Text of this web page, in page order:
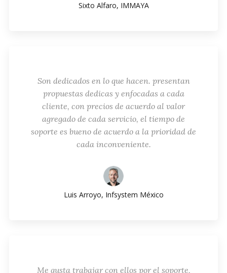
Sixto Alfaro, IMMAYA
Son dedicados en lo que hacen. presentan
propuestas dedicas y enfocadas a cada
cliente, con precios de acuerdo al valor
agregado de cada servicio, el tiempo de
soporte es bueno de acuerdo a la prioridad de
cada inconveniente.
Luis Arroyo, Infsystem México
Me gusta trabajar con ellos por el soporte,